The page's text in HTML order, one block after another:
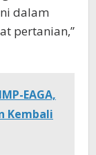
dalam
pertanian,”
EAGA,
Kembali